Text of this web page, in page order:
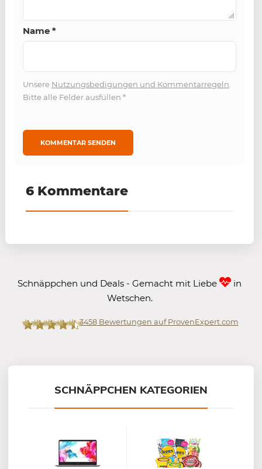
Name *
Unsere Nutzungsbedigungen und Kommentarregeln.
Bitte alle Felder ausfüllen *
6 Kommentare
Schnäppchen und Deals - Gemacht mit Liebe
in
Wetschen.
3458Bewertungen auf ProvenExpert.com
SCHNÄPPCHEN KATEGORIEN